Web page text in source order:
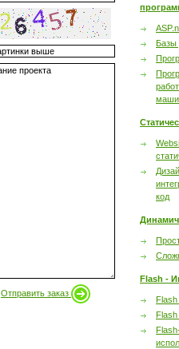
Отправить заказ
Базы
код
Flash -
Flash